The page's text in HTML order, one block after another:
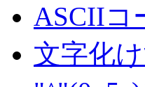
ASCIIコ
文字化